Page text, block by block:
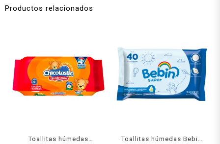
Productos relacionados
Toallitas húmedas
Toallitas húmedas Bebin